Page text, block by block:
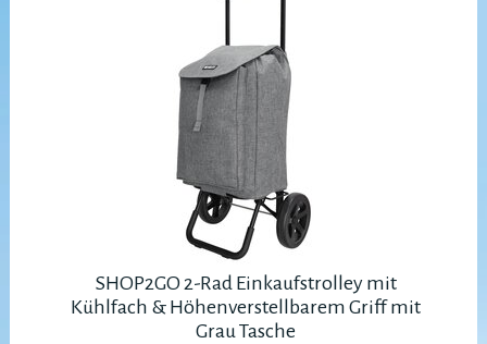
SHOP2GO 2-Rad Einkaufstrolley mit
Kühlfach & Höhenverstellbarem Griff mit
Grau Tasche